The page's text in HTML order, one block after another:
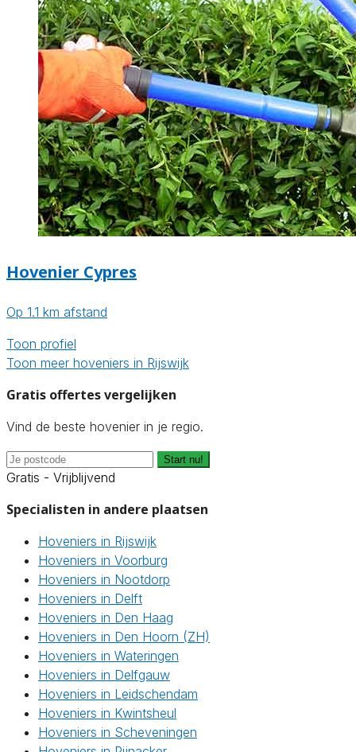
Hovenier Cypres
Op 1.1 km afstand
Toon profiel
Toon meer hoveniers in Rijswijk
Gratis offertes vergelijken
Vind de beste hovenier in je regio.
Start nu!
Gratis - Vrijblijvend
Specialisten in andere plaatsen
Hoveniers in Rijswijk
Hoveniers in Voorburg
Hoveniers in Nootdorp
Hoveniers in Delft
Hoveniers in Den Haag
Hoveniers in Den Hoorn (ZH)
Hoveniers in Wateringen
Hoveniers in Delfgauw
Hoveniers in Leidschendam
Hoveniers in Kwintsheul
Hoveniers in Scheveningen